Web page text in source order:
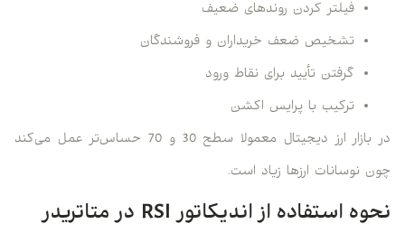
فیلتر کردن روندهای ضعیف
تشخیص ضعف خریداران و فروشندگان
گرفتن تأیید برای نقاط ورود
ترکیب با پرایس اکشن
در بازار ارز دیجیتال معمولا سطح 30 و 70 حساس‌تر عمل می‌کند
چون نوسانات ارزها زیاد است.
نحوه استفاده از اندیکاتور RSI در متاتریدر